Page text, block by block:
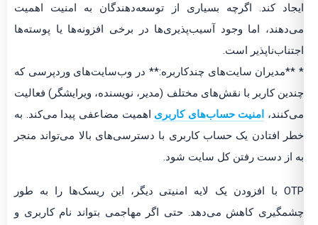
ایجاد کند. اگرچه بسیاری از توسعه‌دهندگان به امنیت اهمیت
می‌دهند، اما وجود آسیب‌پذیری‌ها در برخی افزونه‌ها یا پوسته‌ها
اجتناب‌ناپذیر است.
* **مدیران سایت‌های چندکاربره:** در وب‌سایت‌های وردپرسی که
چندین کاربر با نقش‌های مختلف (مدیر، نویسنده، ویرایشگر) فعالیت
می‌کنند، امنیت حساب‌های کاربری اهمیت مضاعفی پیدا می‌کند. به
خطر افتادن یک حساب کاربری با دسترسی‌های بالا می‌تواند منجر
به از دست رفتن کل سایت شود.
OTP با افزودن یک لایه امنیتی دیگر، این ریسک‌ها را به طور
چشمگیری کاهش می‌دهد. حتی اگر مهاجمی بتواند نام کاربری و